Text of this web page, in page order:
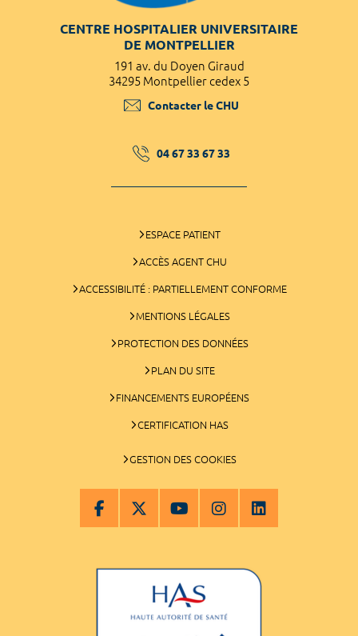
CENTRE HOSPITALIER UNIVERSITAIRE
DE MONTPELLIER
191 av. du Doyen Giraud
34295 Montpellier cedex 5
Contacter le CHU
04 67 33 67 33
ESPACE PATIENT
ACCÈS AGENT CHU
ACCESSIBILITÉ : PARTIELLEMENT CONFORME
MENTIONS LÉGALES
PROTECTION DES DONNÉES
PLAN DU SITE
FINANCEMENTS EUROPÉENS
CERTIFICATION HAS
GESTION DES COOKIES